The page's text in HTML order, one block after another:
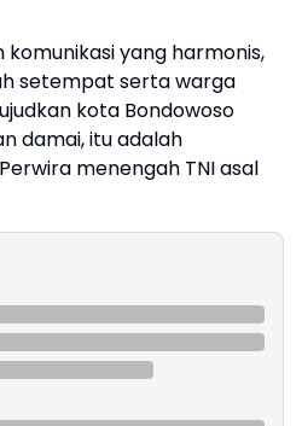
komunikasi yang harmonis,
setempat serta warga
kota Bondowoso
damai, itu adalah
menengah TNI asal